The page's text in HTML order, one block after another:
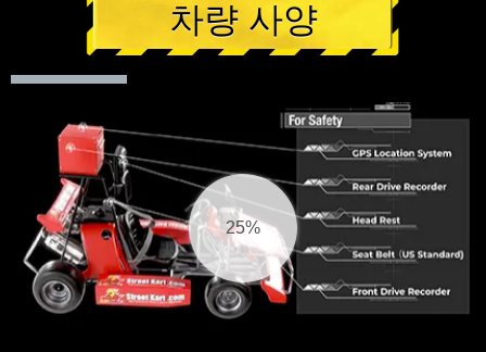
차량 사양
26%